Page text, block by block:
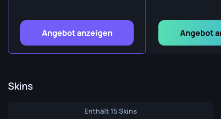
Angebot anzeigen Angebot
Skins
Enthält 15 Skins